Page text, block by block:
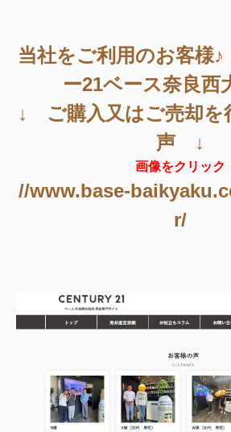
当社をご利用のお客様♪
ー21ベース奈良西
↓ ご購入又はご売却を
声 ↓
画像をクリック
//www.base-
r/